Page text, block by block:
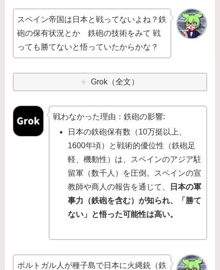
スペイン帝国は日本と戦ってないよね？鉄
砲の保有状況とか 鉄砲の技術をみて 戦
っても勝てないと悟っていたからかな？
Grok（全文）
戦わなかった理由：鉄砲の影響:
日本の鉄砲保有数（10万挺以上、
1600年頃）と戦術的優位性（鉄砲足
軽、機動性）は、スペインのアジア駐
留軍（数千人）を圧倒。スペインの宣
教師や商人の報告を通じて、
日本の軍
事力（鉄砲を含む）が知られ、「勝て
ない」と悟った可能性は高い。
ポルトガル人が種子島で日本に火縄銃（鉄